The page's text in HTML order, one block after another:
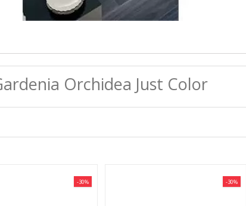
Orchidea Just Color
-30% -30%